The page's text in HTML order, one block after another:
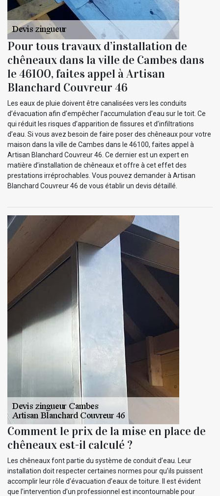
Pour tous travaux d’installation de
chêneaux dans la ville de Cambes dans
le 46100, faites appel à Artisan
Blanchard Couvreur 46
Les eaux de pluie doivent être canalisées vers les conduits
d’évacuation afin d’empêcher l’accumulation d’eau sur le toit. Ce
qui réduit les risques d’apparition de fissures et d’infiltrations
d’eau. Si vous avez besoin de faire poser des chêneaux pour votre
maison dans la ville de Cambes dans le 46100, faites appel à
Artisan Blanchard Couvreur 46. Ce dernier est un expert en
matière d’installation de chêneaux et offre à cet effet des
prestations irréprochables. Vous pouvez demander à Artisan
Blanchard Couvreur 46 de vous établir un devis détaillé.
Comment le prix de la mise en place de
chêneaux est-il calculé ?
Les chêneaux font partie du système de conduit d’eau. Leur
installation doit respecter certaines normes pour qu’ils puissent
accomplir leur rôle d’évacuation d’eaux de toiture. Il est évident
que l’intervention d’un professionnel est incontournable pour